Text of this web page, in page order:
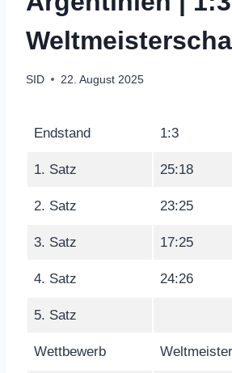
SID 22. August 2025
Endstand 1:3
1. Satz 25:18
2. Satz 23:25
3. Satz 17:25
4. Satz 24:26
5. Satz
Wettbewerb